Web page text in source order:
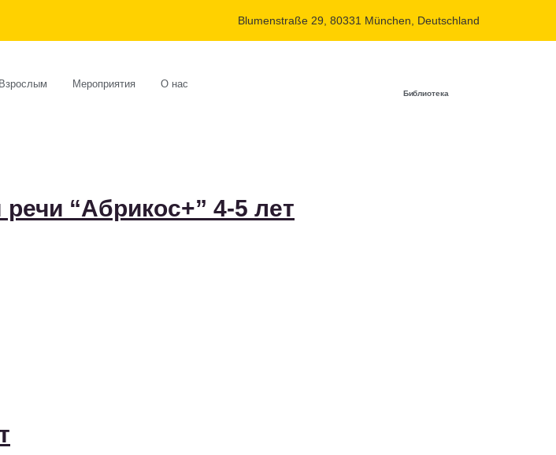
Blumenstraße 29, 80331 München, Deutschland
Взрослым Мероприятия О нас
Библиотека
“Абрикос+” 4-5 лет